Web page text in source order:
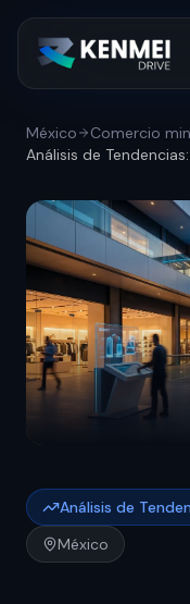
México Comercio
Análisis de
México